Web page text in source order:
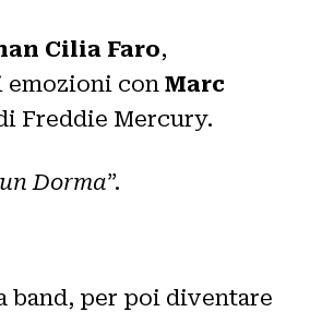
Cilia Faro,
emozioni con Marc
Freddie Mercury.
Dorma”.
band, per poi diventare